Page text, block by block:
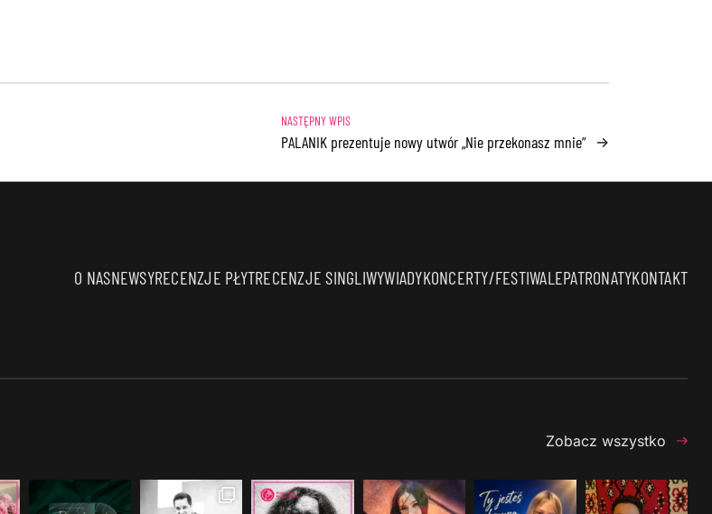
PALANIK prezentuje nowy utwór „Nie przekonasz mnie” →
O NASNEWSYRECENZJE PŁYTRECENZJE SINGLIWYWIADYKONCERTY/FESTIWALEPATRONATYKONTAKT
Zobacz wszystko